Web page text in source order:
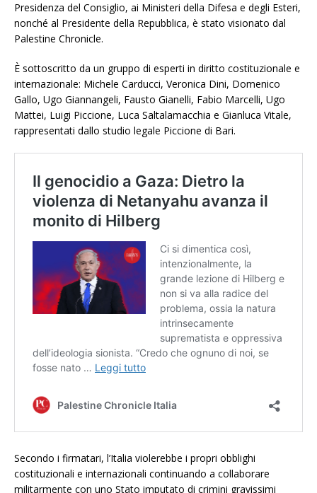
Presidenza del Consiglio, ai Ministeri della Difesa e degli Esteri,
nonché al Presidente della Repubblica, è stato visionato dal
Palestine Chronicle.
È sottoscritto da un gruppo di esperti in diritto costituzionale e
internazionale: Michele Carducci, Veronica Dini, Domenico
Gallo, Ugo Giannangeli, Fausto Gianelli, Fabio Marcelli, Ugo
Mattei, Luigi Piccione, Luca Saltalamacchia e Gianluca Vitale,
rappresentati dallo studio legale Piccione di Bari.
Secondo i firmatari, l’Italia violerebbe i propri obblighi
costituzionali e internazionali continuando a collaborare
militarmente con uno Stato imputato di crimini gravissimi